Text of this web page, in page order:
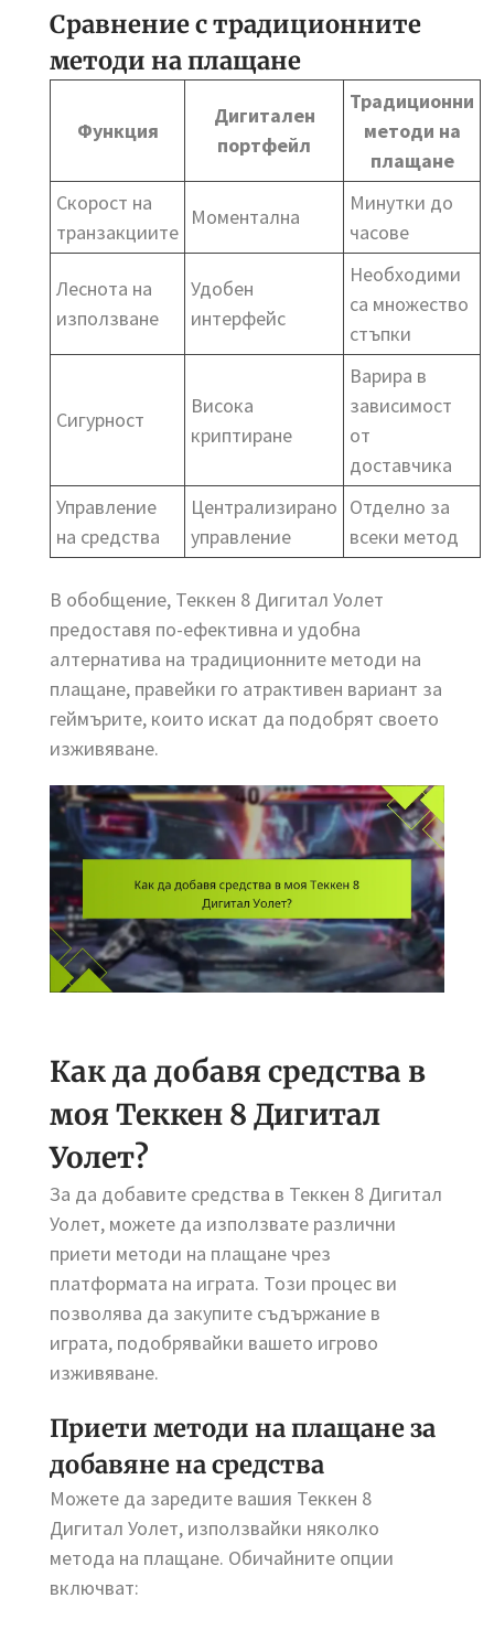
Сравнение с традиционните
методи на плащане
Функция
Дигитален
портфейл
Традиционни
методи на
плащане
Скорост на
транзакциите
Моментална
Минутки до
часове
Леснота на
използване
Удобен
интерфейс
Необходими
са множество
стъпки
Сигурност
Висока
криптиране
Варира в
зависимост
от
доставчика
Управление
на средства
Централизирано
управление
Отделно за
всеки метод
В обобщение, Теккен 8 Дигитал Уолет
предоставя по-ефективна и удобна
алтернатива на традиционните методи на
плащане, правейки го атрактивен вариант за
геймърите, които искат да подобрят своето
изживяване.
Как да добавя средства в
моя Теккен 8 Дигитал
Уолет?
За да добавите средства в Теккен 8 Дигитал
Уолет, можете да използвате различни
приети методи на плащане чрез
платформата на играта. Този процес ви
позволява да закупите съдържание в
играта, подобрявайки вашето игрово
изживяване.
Приети методи на плащане за
добавяне на средства
Можете да заредите вашия Теккен 8
Дигитал Уолет, използвайки няколко
метода на плащане. Обичайните опции
включват: